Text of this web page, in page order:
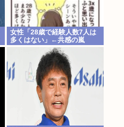
女性「28歳で経験人数7人は
多くはない」←共感の嵐
www